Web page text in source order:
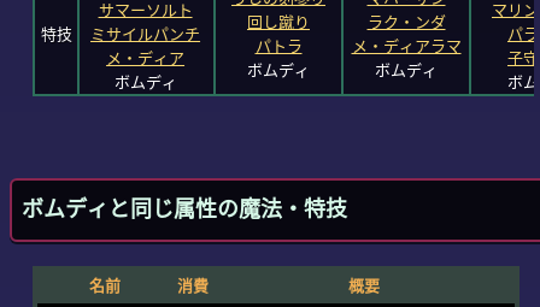
特技
サマーソルト
ミサイルパンチ
メ・ディア
ボムディ
回し蹴り
パトラ
ボムディ
ラク・ンダ
メ・ディアラマ
ボムディ
マリ
パ
子
ボ
ボムディと同じ属性の魔法・特技
名前 消費
概要